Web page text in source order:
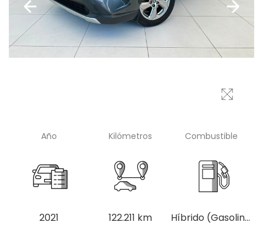
Año
2021
Kilómetros
122.211 km
Combustible
Híbrido (Gasolina)